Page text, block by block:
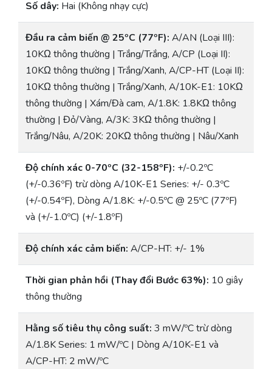
Số dây: Hai (Không nhạy cực)
Đầu ra cảm biến @ 25ºC (77ºF): A/AN (Loại III):
10KΩ thông thường | Trắng/Trắng, A/CP (Loại II):
10KΩ thông thường | Trắng/Xanh, A/CP-HT (Loại II):
10KΩ thông thường | Trắng/Xanh, A/10K-E1: 10KΩ
thông thường | Xám/Đà cam, A/1.8K: 1.8KΩ thông
thường | Đỏ/Vàng, A/3K: 3KΩ thông thường |
Trắng/Nâu, A/20K: 20KΩ thông thường | Nâu/Xanh
Độ chính xác 0-70ºC (32-158ºF): +/-0.2ºC
(+/-0.36ºF) trừ dòng A/10K-E1 Series: +/- 0.3ºC
(+/-0.54ºF), Dòng A/1.8K: +/-0.5ºC @ 25ºC (77ºF)
và (+/-1.0ºC) (+/-1.8ºF)
Độ chính xác cảm biến: A/CP-HT: +/- 1%
Thời gian phản hồi (Thay đổi Bước 63%): 10 giây
thông thường
Hằng số tiêu thụ công suất: 3 mW/ºC trừ dòng
A/1.8K Series: 1 mW/ºC | Dòng A/10K-E1 và
A/CP-HT: 2 mW/ºC